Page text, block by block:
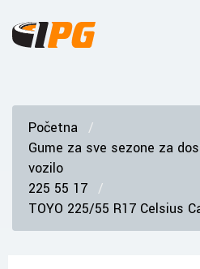
Početna
Gume za sve sezone za
vozilo
225 55 17
TOYO 225/55 R17 Celsius